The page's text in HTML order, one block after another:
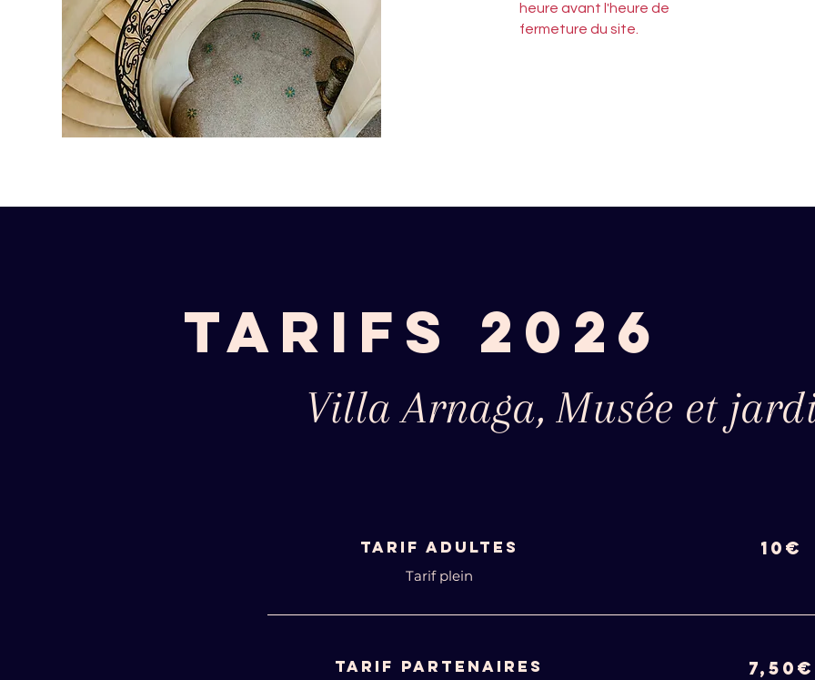
heure avant l'heure de
fermeture du site.
TARIFS 2026
Villa Arnaga, Musée et
TARIF adultes 10€
Tarif plein
TARIF PARTENAIRES 7,50€